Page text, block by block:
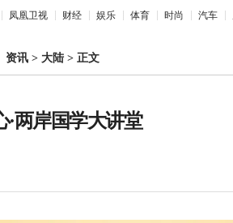
凤凰卫视 财经 娱乐 体育 时尚 汽车
资讯 > 大陆 > 正文
两岸国学大讲堂